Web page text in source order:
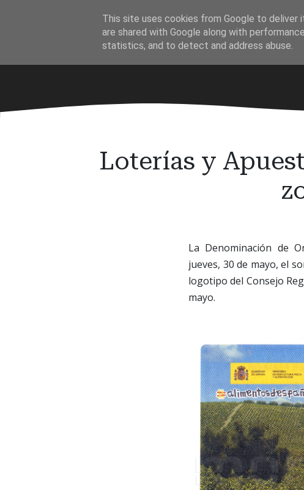
·
Loterías y
La Denominación de
jueves, 30 de mayo, el
logotipo del Consejo
mayo.
This site uses cookies from Google to deliver
are shared with Google along with
statistics, and to detect and address abuse.